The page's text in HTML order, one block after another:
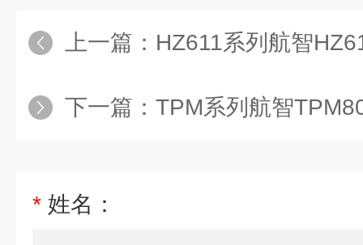
上一篇： HZ611系列航智
下一篇： TPM系列航智TPM80
* 姓名：